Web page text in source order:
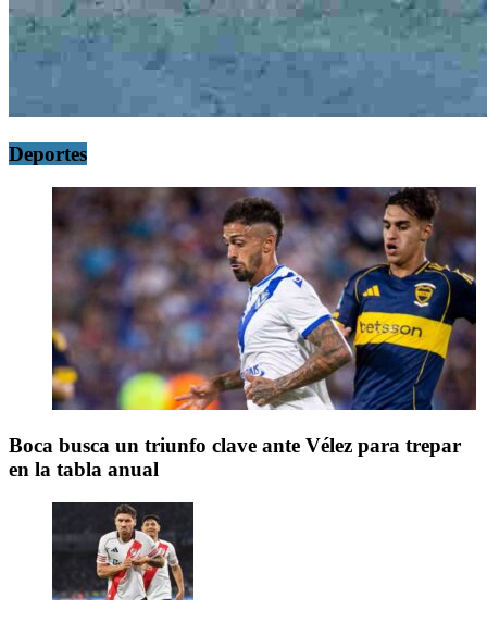
Deportes
Boca busca un triunfo clave ante Vélez para trepar
en la tabla anual